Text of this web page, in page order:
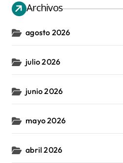
Archivos
agosto 2026
julio 2026
junio 2026
mayo 2026
abril 2026